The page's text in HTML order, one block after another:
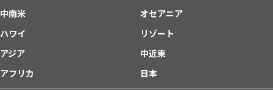
中南米
オセアニア
ハワイ
リゾート
アジア
中近東
アフリカ
日本